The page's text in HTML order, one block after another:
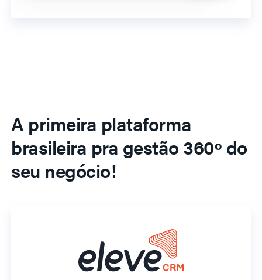
A primeira plataforma
brasileira pra gestão 360º do
seu negócio!